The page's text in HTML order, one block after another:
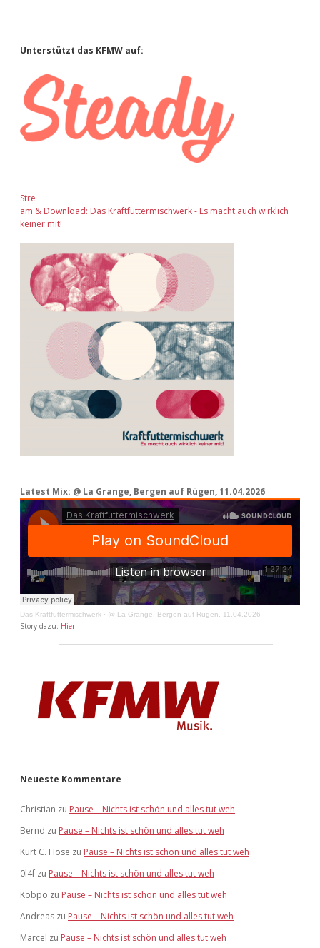
Sidebar
Unterstützt das KFMW auf:
Stre
am & Download: Das Kraftfuttermischwerk - Es macht auch wirklich
keiner mit!
Latest Mix: @ La Grange, Bergen auf Rügen, 11.04.2026
Das Kraftfuttermischwerk · @ La Grange, Bergen auf Rügen, 11.04.2026
Story dazu: Hier
Neueste Kommentare
Christian zu Pause – Nichts ist schön und alles tut weh
Bernd zu Pause – Nichts ist schön und alles tut weh
Kurt C. Hose zu Pause – Nichts ist schön und alles tut weh
0l4f zu Pause – Nichts ist schön und alles tut weh
Kobpo zu Pause – Nichts ist schön und alles tut weh
Andreas zu Pause – Nichts ist schön und alles tut weh
Marcel zu Pause – Nichts ist schön und alles tut weh